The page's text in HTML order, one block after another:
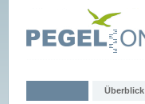
Überblick